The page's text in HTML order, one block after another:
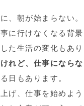
、朝が始まらない。
に行けなくなる背
た生活の変化もあり
れど、仕事になら
日もあります。
げ、仕事を始めよ